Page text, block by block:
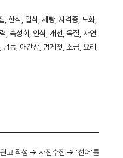
, 한식, 일식, 제빵, 자격증, 도화,
, 숙성회, 인식, 개선, 육질, 자연
동, 애간장, 멍게젓, 소금, 요리,
고 작성 → 사진수집 → '선어'를